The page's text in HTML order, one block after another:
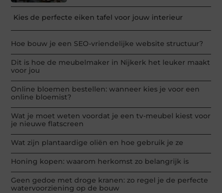
Kies de perfecte eiken tafel voor jouw interieur
Hoe bouw je een SEO-vriendelijke website structuur?
Dit is hoe de meubelmaker in Nijkerk het leuker maakt
voor jou
Online bloemen bestellen: wanneer kies je voor een
online bloemist?
Wat je moet weten voordat je een tv-meubel kiest voor
je nieuwe flatscreen
Wat zijn plantaardige oliën en hoe gebruik je ze
Honing kopen: waarom herkomst zo belangrijk is
Geen gedoe met droge kranen: zo regel je de perfecte
watervoorziening op de bouw